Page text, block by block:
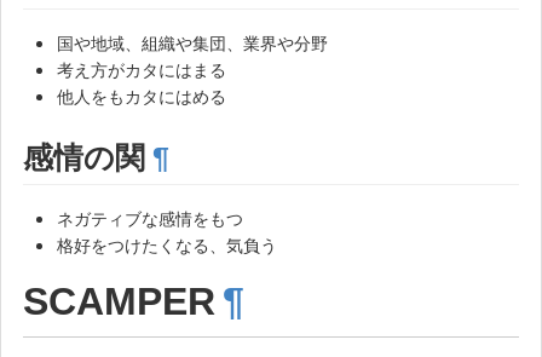
国や地域、組織や集団、業界や分野
考え方がカタにはまる
他人をもカタにはめる
感情の関 ¶
ネガティブな感情をもつ
格好をつけたくなる、気負う
SCAMPER ¶